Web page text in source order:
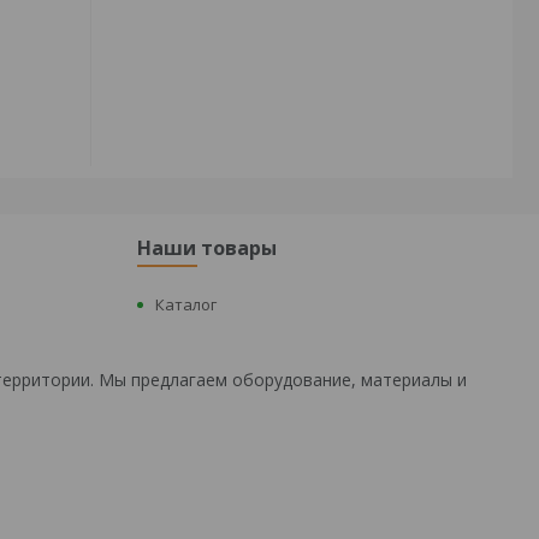
Наши товары
Каталог
Мы предлагаем оборудование, материалы и